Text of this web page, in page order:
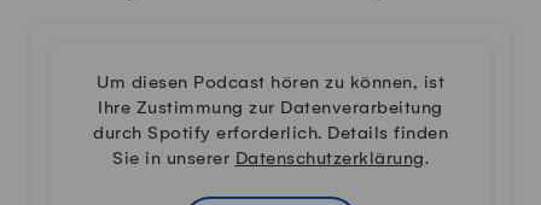
Um diesen Podcast hören zu können, ist
Ihre Zustimmung zur Datenverarbeitung
durch Spotify erforderlich. Details finden
Sie in unserer Datenschutzerklärung.